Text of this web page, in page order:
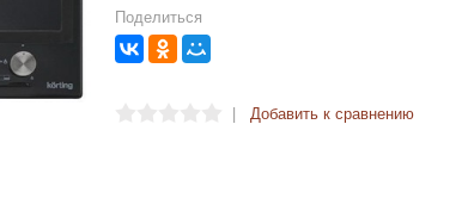
Поделиться
| Добавить к сравнению